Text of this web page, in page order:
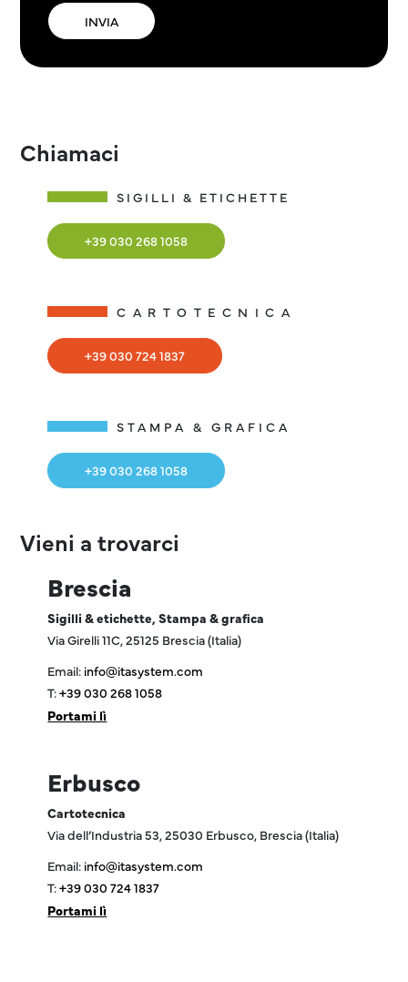
Chiamaci
SIGILLI & ETICHETTE
+39 030 268 1058
CARTOTECNICA
+39 030 724 1837
STAMPA & GRAFICA
+39 030 268 1058
Vieni a trovarci
Brescia
Sigilli & etichette, Stampa & grafica
Via Girelli 11C, 25125 Brescia (Italia)
Email: info@itasystem.com
T:+39 030 268 1058
Portami lì
Erbusco
Cartotecnica
Via dell’Industria 53, 25030 Erbusco, Brescia (Italia)
Email: info@itasystem.com
T:+39 030 724 1837
Portami lì